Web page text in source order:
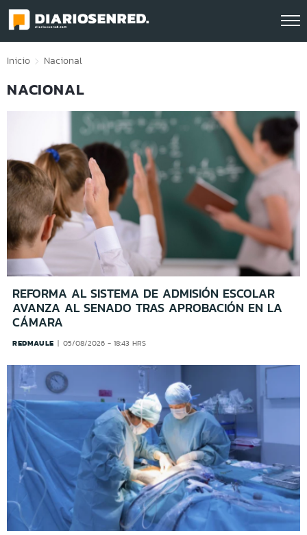
Click acá para ir directamente al contenido
Inicio Nacional
NACIONAL
REFORMA AL SISTEMA DE ADMISIÓN ESCOLAR
AVANZA AL SENADO TRAS APROBACIÓN EN LA
CÁMARA
REDMAULE 05/08/2026 - 18:43 HRS